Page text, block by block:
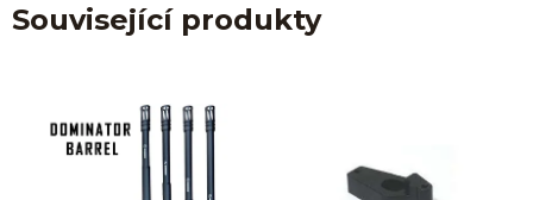
Související produkty